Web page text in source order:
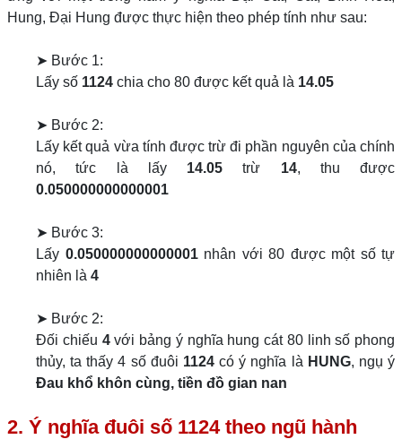
Hung, Đại Hung được thực hiện theo phép tính như sau:
➤ Bước 1:
Lấy số 1124 chia cho 80 được kết quả là 14.05
➤ Bước 2:
Lấy kết quả vừa tính được trừ đi phần nguyên của chính
nó, tức là lấy 14.05 trừ 14, thu được
0.050000000000001
➤ Bước 3:
Lấy 0.050000000000001nhân với 80 được một số tự
nhiên là 4
➤ Bước 2:
Đối chiếu 4với bảng ý nghĩa hung cát 80 linh số phong
thủy, ta thấy 4 số đuôi 1124có ý nghĩa là HUNG, ngụ ý
Đau khổ khôn cùng, tiền đồ gian nan
2. Ý nghĩa đuôi số 1124 theo ngũ hành